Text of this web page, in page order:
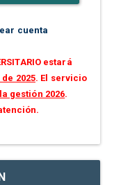
cuenta
estará
2025. El servicio
gestión 2026.